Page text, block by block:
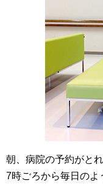
朝、病院の予約がと
7時ごろから毎日のよ